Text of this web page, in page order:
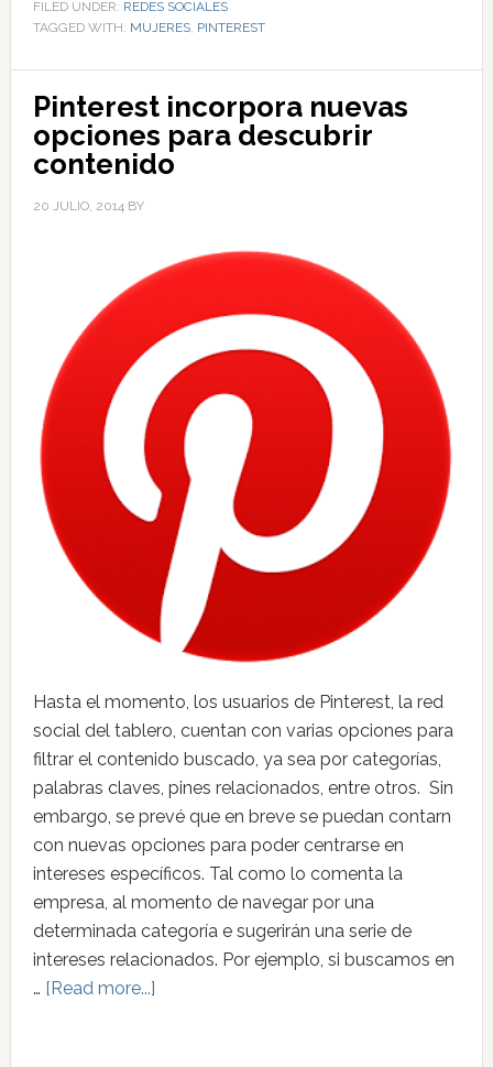
FILED UNDER: REDES SOCIALES
TAGGED WITH: MUJERES, PINTEREST
Pinterest incorpora nuevas
opciones para descubrir
contenido
20 JULIO, 2014BY
Hasta el momento, los usuarios de Pinterest, la red
social del tablero, cuentan con varias opciones para
filtrar el contenido buscado, ya sea por categorías,
palabras claves, pines relacionados, entre otros. Sin
embargo, se prevé que en breve se puedan contarn
con nuevas opciones para poder centrarse en
intereses específicos. Tal como lo comenta la
empresa, al momento de navegar por una
determinada categoría e sugerirán una serie de
intereses relacionados. Por ejemplo, si buscamos en
… [Read more...]